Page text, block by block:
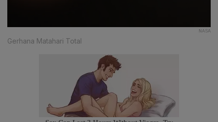
NASA
Gerhana Matahari Total